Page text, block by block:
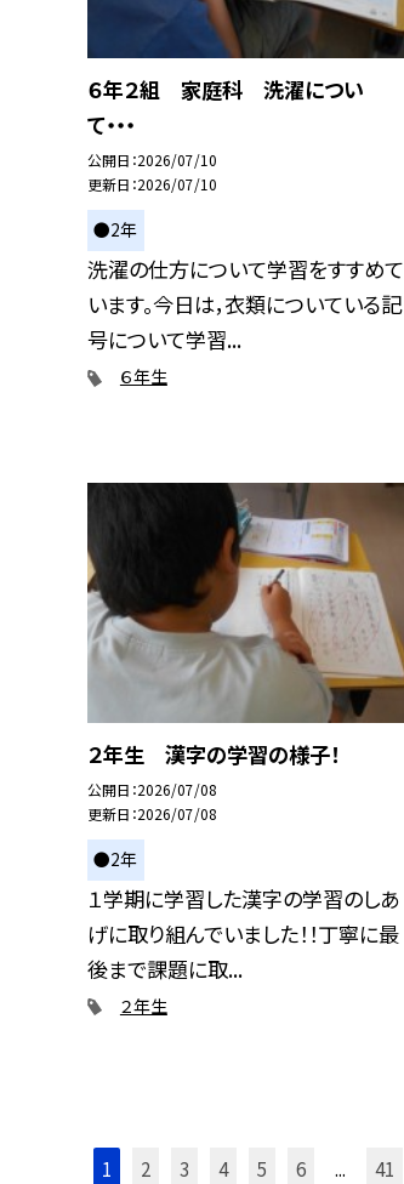
６年２組 家庭科 洗濯につい
て・・・
公開日 2026/07/10
更新日 2026/07/10
●2年
洗濯の仕方について学習をすすめて
います。今日は，衣類についている記
号について学習...
６年生
２年生 漢字の学習の様子！
公開日 2026/07/08
更新日 2026/07/08
●2年
１学期に学習した漢字の学習のしあ
げに取り組んでいました！！丁寧に最
後まで課題に取...
２年生
1 2 3 4 5 6 ... 41